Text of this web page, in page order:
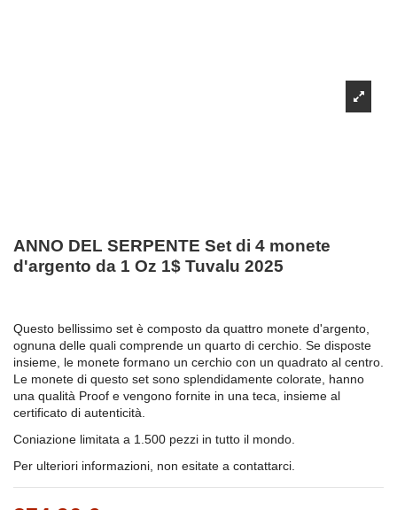
ANNO DEL SERPENTE Set di 4 monete
d'argento da 1 Oz 1$ Tuvalu 2025
Questo bellissimo set è composto da quattro monete d'argento,
ognuna delle quali comprende un quarto di cerchio. Se disposte
insieme, le monete formano un cerchio con un quadrato al centro.
Le monete di questo set sono splendidamente colorate, hanno
una qualità Proof e vengono fornite in una teca, insieme al
certificato di autenticità.
Coniazione limitata a 1.500 pezzi in tutto il mondo.
Per ulteriori informazioni, non esitate a contattarci.